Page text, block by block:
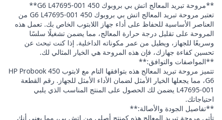
**مروحة تبريد المعالج اتش بي بروبوك 450 G6 L47695-001**
تعتبر مروحة تبريد المعالج اتش بي بروبوك 450 G6 L47695-001 من
العناصر الأساسية للحفاظ على أداء جهاز اللابتوب الخاص بك. تعمل هذه
المروحة على تقليل درجة حرارة المعالج، مما يضمن تشغيلًا سلسًا
وسريعًا للجهاز، ويطيل من عمر مكوناته الداخلية. إذا كنت تبحث عن
تحسين كفاءة جهازك، فإن هذه المروحة هي الخيار المثالي لك.
**المواصفات والتوافق:**
تتميز مروحة تبريد المعالج هذه بتوافقها التام مع لابتوب HP Probook 450
G6، مما يجعلها الخيار الأمثل لضمان الأداء الأمثل للجهاز. رقم القطعة
L47695-001 يضمن لك الحصول على المنتج المناسب الذي يلبي
احتياجاتك.
**تفاصيل الجودة والأصالة:**
تأتي مروحة تبريد المعالج هذه كمنتج أصلي من إتش بي، مما يعني أنك